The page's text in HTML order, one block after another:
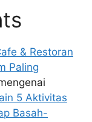
& Restoran
Paling
5 Aktivitas
Basah-